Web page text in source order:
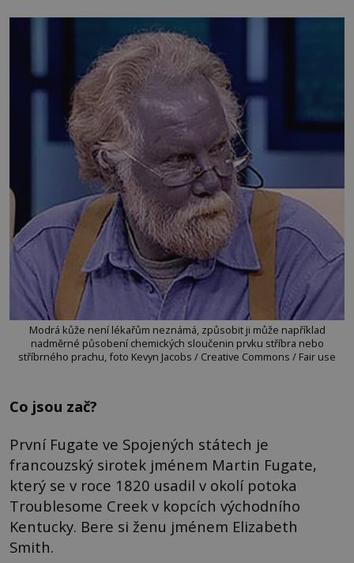
Modrá kůže není lékařům neznámá, způsobit ji může například
nadměrné působení chemických sloučenin prvku stříbra nebo
stříbrného prachu, foto Kevyn Jacobs / Creative Commons / Fair use
Co jsou zač?
První Fugate ve Spojených státech je
francouzský sirotek jménem Martin Fugate,
který se v roce 1820 usadil v okolí potoka
Troublesome Creek v kopcích východního
Kentucky. Bere si ženu jménem Elizabeth
Smith.